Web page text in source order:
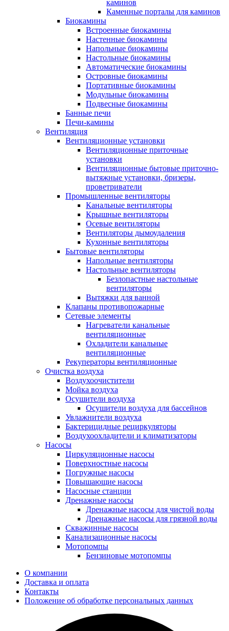
каминов
Каменные порталы для каминов
Биокамины
Встроенные биокамины
Настенные биокамины
Напольные биокамины
Настольные биокамины
Автоматические биокамины
Островные биокамины
Портативные биокамины
Модульные биокамины
Подвесные биокамины
Банные печи
Печи-камины
Вентиляция
Вентиляционные установки
Вентиляционные приточные
установки
Вентиляционные бытовые приточно-
вытяжные установки, бризеры,
проветриватели
Промышленные вентиляторы
Канальные вентиляторы
Крышные вентиляторы
Осевые вентиляторы
Вентиляторы дымоудаления
Кухонные вентиляторы
Бытовые вентиляторы
Напольные вентиляторы
Настольные вентиляторы
Безлопастные настольные
вентиляторы
Вытяжки для ванной
Клапаны противопожарные
Сетевые элементы
Нагреватели канальные
вентиляционные
Охладители канальные
вентиляционные
Рекуператоры вентиляционные
Очистка воздуха
Воздухоочистители
Мойка воздуха
Осушители воздуха
Осушители воздуха для бассейнов
Увлажнители воздуха
Бактерицидные рециркуляторы
Воздухоохладители и климатизаторы
Насосы
Циркуляционные насосы
Поверхностные насосы
Погружные насосы
Повышающие насосы
Насосные станции
Дренажные насосы
Дренажные насосы для чистой воды
Дренажные насосы для грязной воды
Скважинные насосы
Канализационные насосы
Мотопомпы
Бензиновые мотопомпы
О компании
Доставка и оплата
Контакты
Положение об обработке персональных данных